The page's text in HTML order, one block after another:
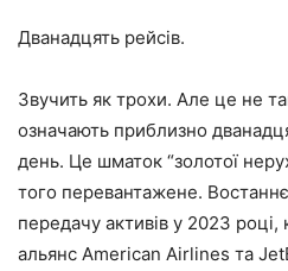
Дванадцять рейсів.
Звучить як трохи. Але це не
означають приблизно
день. Це шматок “золотої
того перевантажене.
передачу активів у 2023 році,
альянс American Airlines та